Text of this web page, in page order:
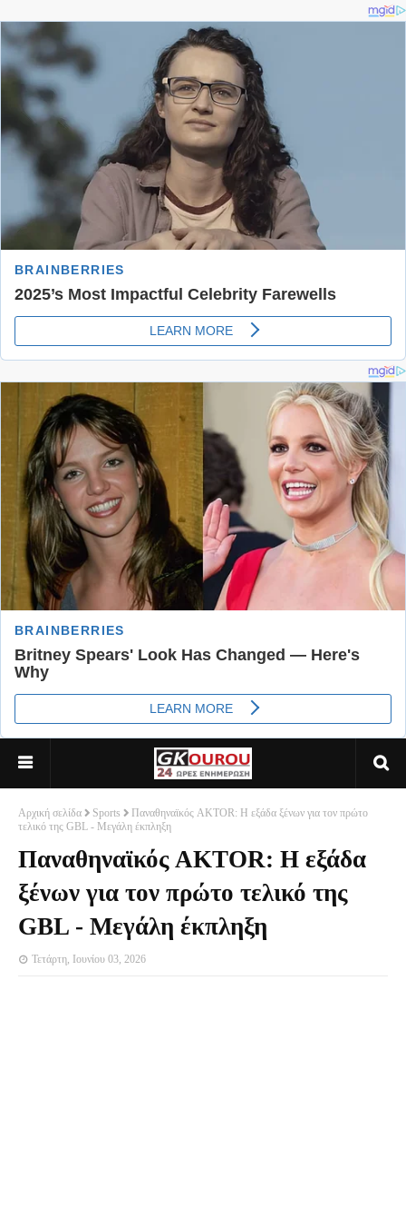
Αρχική σελίδα Sports
Παναθηναϊκός AKTOR: Η εξάδα ξένων για τον πρώτο
τελικό της GBL - Μεγάλη έκπληξη
Παναθηναϊκός AKTOR: Η εξάδα
ξένων για τον πρώτο τελικό της
GBL - Μεγάλη έκπληξη
Τετάρτη, Ιουνίου 03, 2026